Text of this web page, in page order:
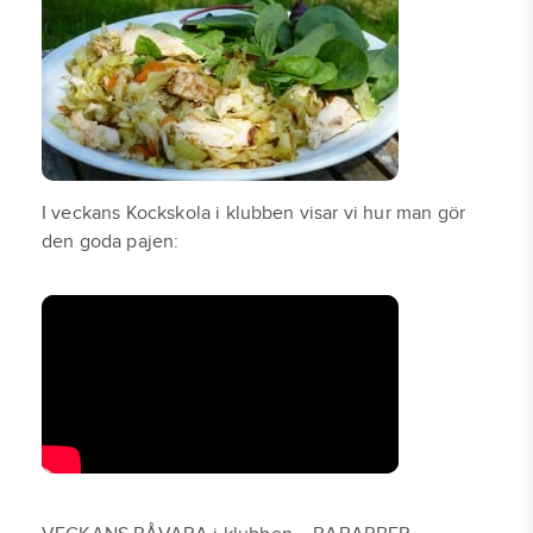
I veckans Kockskola i klubben visar vi hur man gör
den goda pajen: